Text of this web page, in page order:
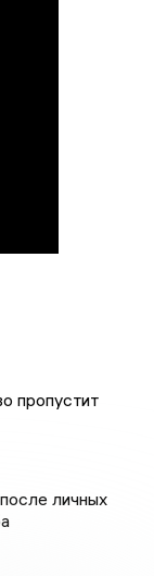
пропустит
личных